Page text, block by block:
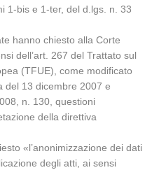
1-bis e 1-ter, del d.lgs. n. 33
hanno chiesto alla Corte
dell’art. 267 del Trattato sul
(TFUE), come modificato
del 13 dicembre 2007 e
n. 130, questioni
della direttiva
«l’anonimizzazione dei dati
degli atti, ai sensi